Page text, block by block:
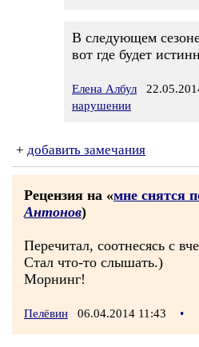
В следующем
вот где будет
Елена Албул
нарушении
+ добавить замечания
Рецензия на «мне снятся
Антонов)
Перечитал, соотнесясь с
Стал что-то слышать.)
Морнинг!
Пелёвин 06.04.2014 11:43 •